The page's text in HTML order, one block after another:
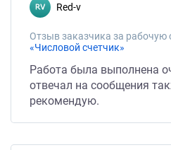
Red-v
Отзыв заказчика за рабочую
«Числовой счетчик»
Работа была выполнена
отвечал на сообщения
рекомендую.